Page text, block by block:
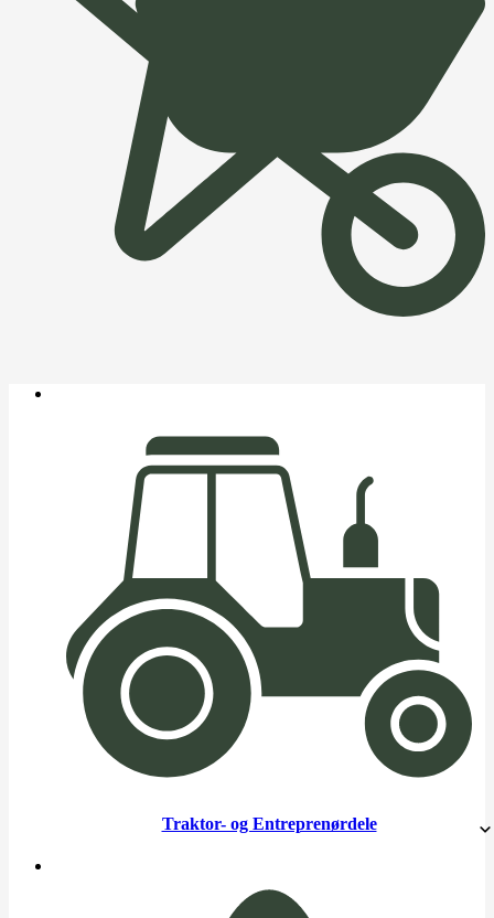
Traktor- og Entreprenørdele